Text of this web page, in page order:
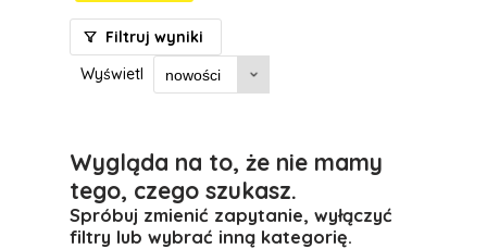
Filtruj wyniki
Wyświetl
Wygląda na to, że nie mamy
tego, czego szukasz.
Spróbuj zmienić zapytanie, wyłączyć
filtry lub wybrać inną kategorię.